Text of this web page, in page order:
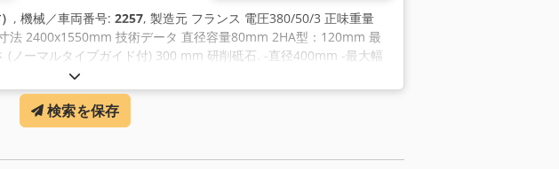
, 機械／車両番号: 2257, 製造元 フランス 電圧380/50/3 正味重量
法 2400x1550mm 技術データ 直径容量80mm 2HA型：120mm 最
ノーマルタイプガイド付) 300 mm 研削砥石. -直径400mm -最大幅
Iieg Uek -直径254mm -幅200mm -内径127mm 主駆動モータ 11
200 U/min 標準的な付属品。 砥石付フランジ1個 駆動輪付きフラン
ト用シム1セット -砥石の研削・駆動用油圧ドレッシング・トゥルー
Hz用の電気機器 -メインドライブモータ 11kW -主駆動モータ用電
検索を保存